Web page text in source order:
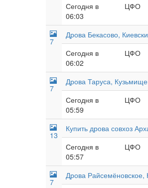
Сегодня в
06:03
ЦФО
7
Дрова Бекасово,
Сегодня в
06:02
ЦФО
7
Дрова Таруса,
Сегодня в
05:59
ЦФО
13
Купить дрова совхоз
Сегодня в
05:57
ЦФО
7
Дрова Райсемёновское,